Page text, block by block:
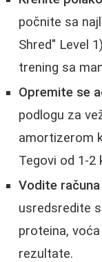
počnite sa
Shred" Level
trening sa
Opremite se
podlogu za
amortizerom
Tegovi od 1-2
Vodite
usredsredite
proteina,
rezultate.